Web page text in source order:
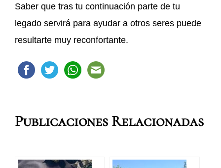
Saber que tras tu continuación parte de tu
legado servirá para ayudar a otros seres puede
resultarte muy reconfortante.
Publicaciones Relacionadas